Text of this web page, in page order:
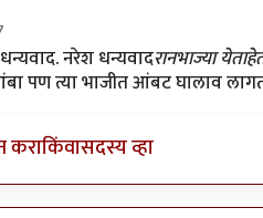
नरेश धन्यवादरानभाज्या
पण त्या भाजीत आंबट घालाव
कराकिंवासदस्य व्हा